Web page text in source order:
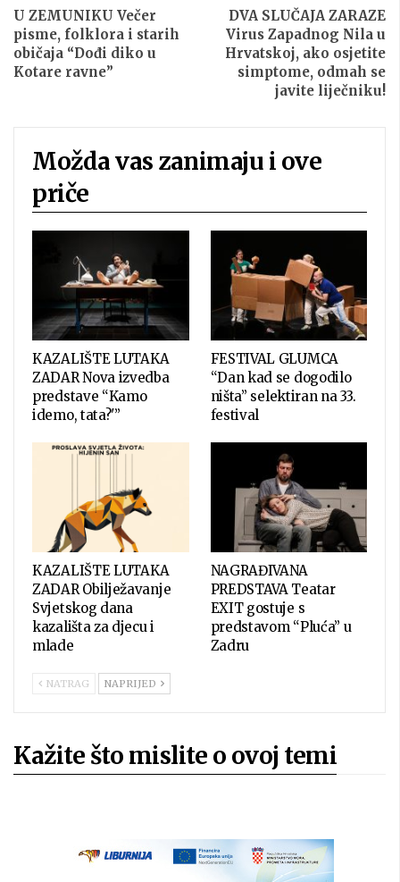
U ZEMUNIKU Večer
pisme, folklora i starih
običaja “Dođi diko u
Kotare ravne”
DVA SLUČAJA ZARAZE
Virus Zapadnog Nila u
Hrvatskoj, ako osjetite
simptome, odmah se
javite liječniku!
Možda vas zanimaju i ove
priče
KAZALIŠTE LUTAKA
ZADAR Nova izvedba
predstave “Kamo
idemo, tata?'”
FESTIVAL GLUMCA
“Dan kad se dogodilo
ništa” selektiran na 33.
festival
KAZALIŠTE LUTAKA
ZADAR Obilježavanje
Svjetskog dana
kazališta za djecu i
mlade
NAGRAĐIVANA
PREDSTAVA Teatar
EXIT gostuje s
predstavom “Pluća” u
Zadru
NATRAG NAPRIJED
Kažite što mislite o ovoj temi